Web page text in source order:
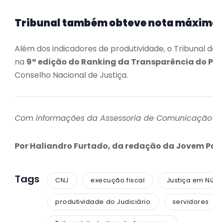
Tribunal também obteve nota
Além dos indicadores de produtividade, o Tribunal
na 9ª edição do Ranking da Transparência do
Conselho Nacional de Justiça.
Com informações da Assessoria de
Por Haliandro Furtado, da redação da Jovem
Tags CNJ execução fiscal Justiça em
produtividade do Judiciário servidores